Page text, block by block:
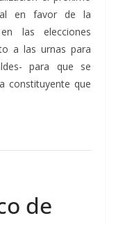
en favor de la
las elecciones
a las urnas para
para que se
constituyente que
de